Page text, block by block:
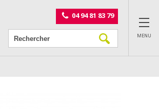
04 94 81 83 79
MENU